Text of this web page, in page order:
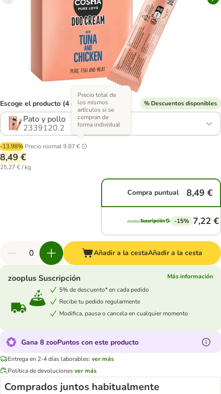
Escoge el producto (4 opciones) % Descuentos disponibles
Pato y pollo
2339120.2
-13.98% Precio normal9,87 €
Precio total de
los mismos
artículos si se
compran de
forma individual
8,49 €
25,27 € / kg
Compra puntual 8,49 €
-15% 7,22 €
Añadir a la cestaAñadir a la cesta
zooplus Suscripción
Más información
5% de descuento* en cada pedido
Recibe tu pedido regularmente
Modifica, pausa o cancela en cualquier momento
Gana 8 zooPuntos con este producto
Entrega en 2-4 días laborables: ver más
Política de devolucionesver más
Comprados juntos habitualmente